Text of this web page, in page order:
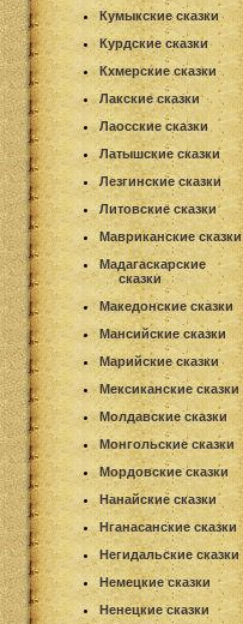
Кумыкские сказки
Курдские сказки
Кхмерские сказки
Лакские сказки
Лаосские сказки
Латышские сказки
Лезгинские сказки
Литовские сказки
Мавриканские сказки
Мадагаскарские
сказки
Македонские сказки
Мансийские сказки
Марийские сказки
Мексиканские сказки
Молдавские сказки
Монгольские сказки
Мордовские сказки
Нанайские сказки
Нганасанские сказки
Негидальские сказки
Немецкие сказки
Ненецкие сказки